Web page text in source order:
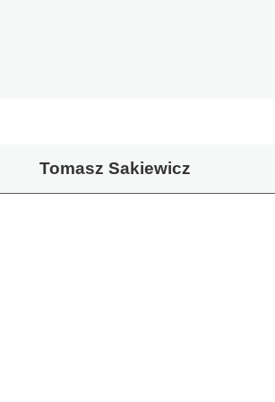
Tomasz Sakiewicz